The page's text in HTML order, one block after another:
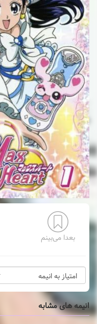
بعدا می‌بینم
انیمه های مشابه